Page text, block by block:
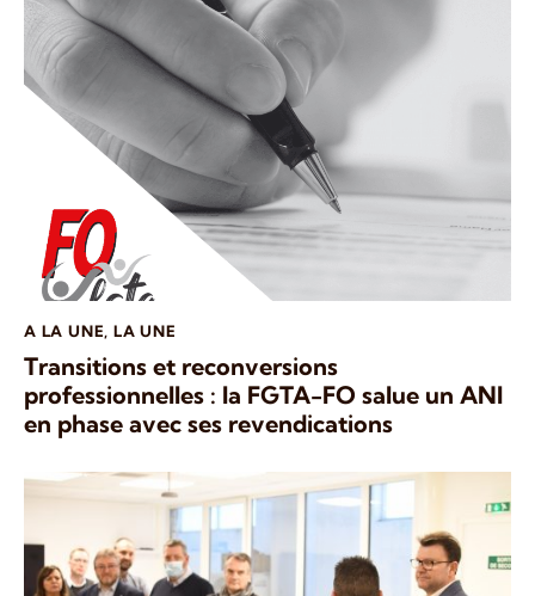
A LA UNE,LA UNE
Transitions et reconversions
professionnelles : la FGTA-FO salue un ANI
en phase avec ses revendications